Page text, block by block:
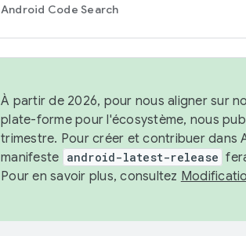
Android Code Search
À partir de 2026, pour nous aligner sur
plate-forme pour l'écosystème, nous
trimestre. Pour créer et contribuer dans
manifeste android-latest-release
Pour en savoir plus, consultez